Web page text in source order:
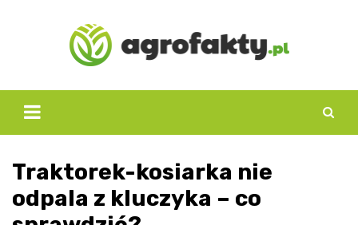
Traktorek-kosiarka nie
odpala z kluczyka – co